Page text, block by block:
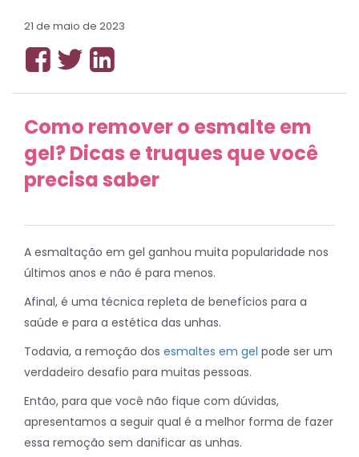
21 de maio de 2023
Como remover o esmalte em
gel? Dicas e truques que você
precisa saber
A esmaltação em gel ganhou muita popularidade nos
últimos anos e não é para menos.
Afinal, é uma técnica repleta de benefícios para a
saúde e para a estética das unhas.
Todavia, a remoção dos esmaltes em gel pode ser um
verdadeiro desafio para muitas pessoas.
Então, para que você não fique com dúvidas,
apresentamos a seguir qual é a melhor forma de fazer
essa remoção sem danificar as unhas.